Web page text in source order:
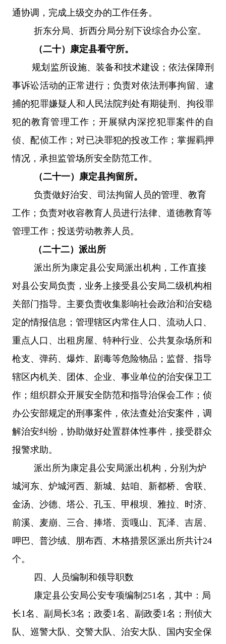
通协调，完成上级交办的工作任务。
折东分局、折西分局分别下设综合办公室。
（二十）康定县看守所。
规划监所设施、装备和技术建设； 依法保障刑
事诉讼活动的正常进行；负责对依法刑事拘留、逮
捕的犯罪嫌疑人和人民法院判处有期徒刑、拘役罪
犯的教育管理工作；开展狱内深挖犯罪案件的自
侦、配侦工作；对已决罪犯的投改工作；掌握羁押
情况，承担监管场所安全防范工作。
（二十一）康定县拘留所。
负责做好治安、司法拘留人员的管理、教育
工作；负责对收容教育人员进行法律、道德教育等
管理工作；投送劳动教养人员。
（二十二）派出所
派出所为康定县公安局派出机构，工作直接
对县公安局负责，业务上接受县公安局二级机构相
关部门指导。主要负责收集影响社会政治和治安稳
定的情报信息；管理辖区内常住人口、流动人口、
重点人口、出租房屋、特种行业、公共复杂场所和
枪支、弹药、爆炸、剧毒等危险物品；监督、指导
辖区内机关、团体、企业、事业单位的治安保卫工
作；组织群众开展安全防范和指导治保会工作；侦
办公安部规定的刑事案件，依法查处治安案件，调
解治安纠纷，协助做好处置群体性事件，接受群众
报警求助。
派出所为康定县公安局派出机构，分别为炉
城河东、炉城河西、新城、姑咱、新都桥、舍联、
金汤、沙德、塔公、孔玉、甲根坝、雅拉、时济、
前溪、麦崩、三合、捧塔、贡嘎山、瓦泽、吉居、
呷巴、普沙绒、朋布西、木格措景区派出所共计24
个。
四、人员编制和领导职数
康定县公安局公安专项编制 251名，其中：局
长1名、副局长3名；政委1名、副政委1名；刑侦大
队、巡警大队、交警大队、治安大队、国内安全保